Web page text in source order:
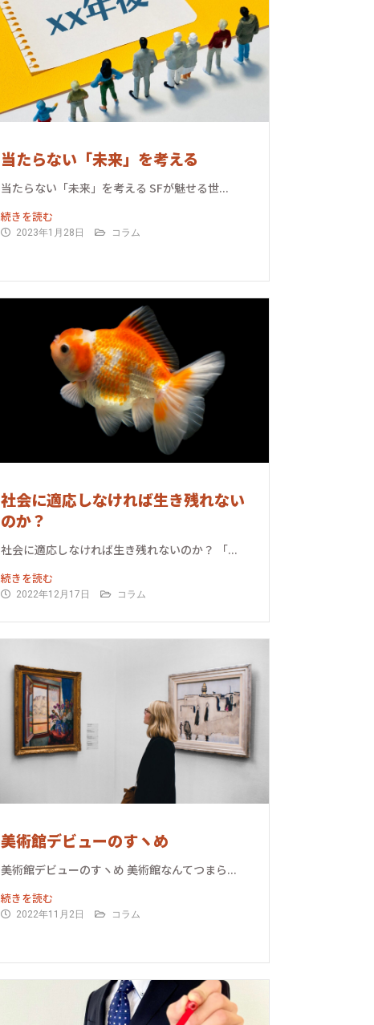
当たらない「未来」を考える
当たらない「未来」を考える SFが魅せる世...
続きを読む
2023年1月28日 コラム
社会に適応しなければ生き残れない
のか？
社会に適応しなければ生き残れないのか？ 「...
続きを読む
2022年12月17日 コラム
美術館デビューのすヽめ
美術館デビューのすヽめ 美術館なんてつまら...
続きを読む
2022年11月2日 コラム